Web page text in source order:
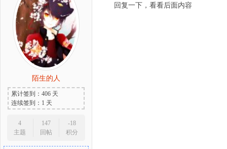
陌生的人
累计签到：406 天
连续签到：1 天
4
主题
147
回帖
-18
积分
回复一下，看看后面内容